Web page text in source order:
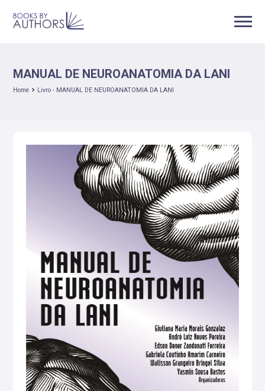
MANUAL DE NEUROANATOMIA DA LANI
Home Livro - MANUAL DE NEUROANATOMIA DA LANI